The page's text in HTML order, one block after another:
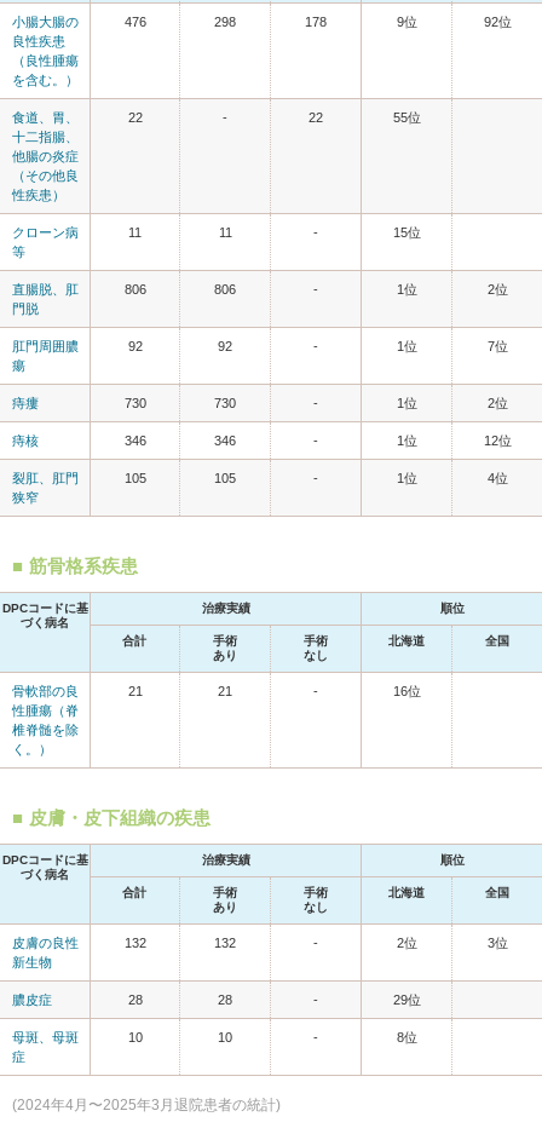
小腸大腸の
良性疾患
（良性腫瘍
を含む。）
476 298 178 9位 92位
食道、胃、
十二指腸、
他腸の炎症
（その他良
性疾患）
22 - 22 55位
クローン病
等
11 11 - 15位
直腸脱、肛
門脱
806 806 - 1位 2位
肛門周囲膿
瘍
92 92 - 1位 7位
痔瘻 730 730 - 1位 2位
痔核 346 346 - 1位 12位
裂肛、肛門
狭窄
105 105 - 1位 4位
筋骨格系疾患
DPCコードに基
づく病名
治療実績 順位
合計
手術
あり
手術
なし
北海道 全国
骨軟部の良
性腫瘍（脊
椎脊髄を除
く。）
21 21 - 16位
皮膚・皮下組織の疾患
DPCコードに基
づく病名
治療実績 順位
合計
手術
あり
手術
なし
北海道 全国
皮膚の良性
新生物
132 132 - 2位 3位
膿皮症 28 28 - 29位
母斑、母斑
症
10 10 - 8位
(2024年4月〜2025年3月退院患者の統計)